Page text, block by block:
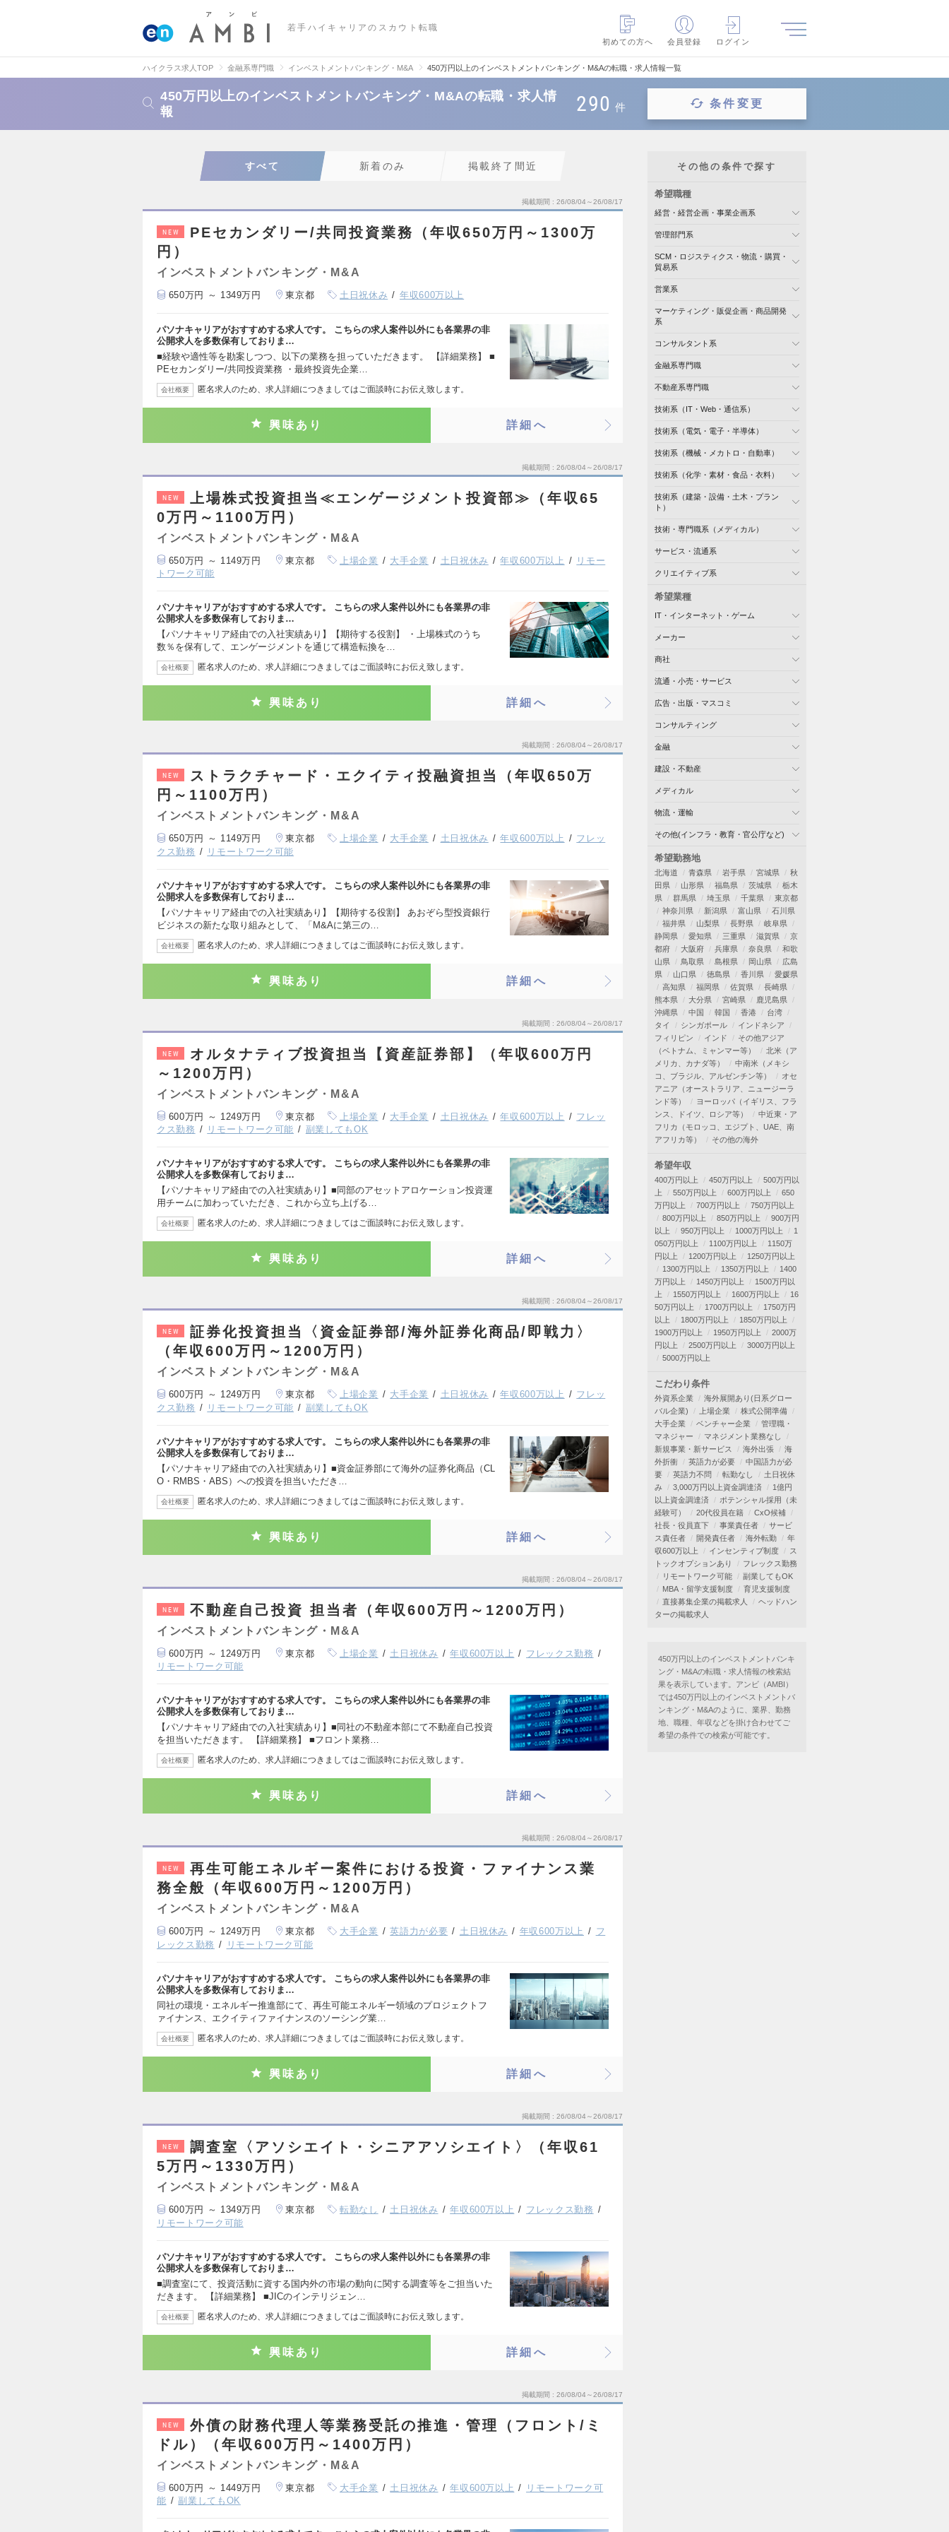
若手ハイキャリアのスカウト転職
初めての方へ
会員登録 ログイン
ハイクラス求人TOP 金融系専門職 インベストメントバンキング・M&A 450万円以上のインベストメントバンキング・M&Aの転職・求人情報一覧
450万円以上のインベストメントバンキング・M&Aの転職・求人情
報
290 件 条件変更
すべて 新着のみ 掲載終了間近
掲載期間 26/08/04～26/08/17
NEW
PEセカンダリー/共同投資業務（年収650万円～1300万
円）
インベストメントバンキング・M&A
650万円 ～ 1349万円 東京都 土日祝休み 年収600万以上
パソナキャリアがおすすめする求人です。 こちらの求人案件以外にも各業界の非
公開求人を多数保有しておりま…
■経験や適性等を勘案しつつ、以下の業務を担っていただきます。 【詳細業務】 ■
PEセカンダリー/共同投資業務 ・最終投資先企業…
会社概要 匿名求人のため、求人詳細につきましてはご面談時にお伝え致します。
興味あり 詳細へ
掲載期間 26/08/04～26/08/17
NEW
上場株式投資担当≪エンゲージメント投資部≫（年収65
0万円～1100万円）
インベストメントバンキング・M&A
650万円 ～ 1149万円 東京都 上場企業 大手企業 土日祝休み 年収600万以上
リモー
トワーク可能
パソナキャリアがおすすめする求人です。 こちらの求人案件以外にも各業界の非
公開求人を多数保有しておりま…
【パソナキャリア経由での入社実績あり】【期待する役割】 ・上場株式のうち
数％を保有して、エンゲージメントを通じて構造転換を…
会社概要 匿名求人のため、求人詳細につきましてはご面談時にお伝え致します。
興味あり 詳細へ
掲載期間 26/08/04～26/08/17
NEW
ストラクチャード・エクイティ投融資担当（年収650万
円～1100万円）
インベストメントバンキング・M&A
650万円 ～ 1149万円 東京都 上場企業 大手企業 土日祝休み 年収600万以上
フレッ
クス勤務
リモートワーク可能
パソナキャリアがおすすめする求人です。 こちらの求人案件以外にも各業界の非
公開求人を多数保有しておりま…
【パソナキャリア経由での入社実績あり】【期待する役割】 あおぞら型投資銀行
ビジネスの新たな取り組みとして、「M&Aに第三の…
会社概要 匿名求人のため、求人詳細につきましてはご面談時にお伝え致します。
興味あり 詳細へ
掲載期間 26/08/04～26/08/17
NEW
オルタナティブ投資担当【資産証券部】（年収600万円
～1200万円）
インベストメントバンキング・M&A
600万円 ～ 1249万円 東京都 上場企業 大手企業 土日祝休み 年収600万以上
フレッ
クス勤務
リモートワーク可能 副業してもOK
パソナキャリアがおすすめする求人です。 こちらの求人案件以外にも各業界の非
公開求人を多数保有しておりま…
【パソナキャリア経由での入社実績あり】■同部のアセットアロケーション投資運
用チームに加わっていただき、これから立ち上げる…
会社概要 匿名求人のため、求人詳細につきましてはご面談時にお伝え致します。
興味あり 詳細へ
掲載期間 26/08/04～26/08/17
NEW
証券化投資担当〈資金証券部/海外証券化商品/即戦力〉
（年収600万円～1200万円）
インベストメントバンキング・M&A
600万円 ～ 1249万円 東京都 上場企業 大手企業 土日祝休み 年収600万以上
フレッ
クス勤務
リモートワーク可能 副業してもOK
パソナキャリアがおすすめする求人です。 こちらの求人案件以外にも各業界の非
公開求人を多数保有しておりま…
【パソナキャリア経由での入社実績あり】■資金証券部にて海外の証券化商品（CL
O・RMBS・ABS）への投資を担当いただき…
会社概要 匿名求人のため、求人詳細につきましてはご面談時にお伝え致します。
興味あり 詳細へ
掲載期間 26/08/04～26/08/17
NEW 不動産自己投資 担当者（年収600万円～1200万円）
インベストメントバンキング・M&A
600万円 ～ 1249万円 東京都 上場企業 土日祝休み 年収600万以上
フレックス勤務
リモートワーク可能
パソナキャリアがおすすめする求人です。 こちらの求人案件以外にも各業界の非
公開求人を多数保有しておりま…
【パソナキャリア経由での入社実績あり】■同社の不動産本部にて不動産自己投資
を担当いただきます。 【詳細業務】 ■フロント業務…
会社概要 匿名求人のため、求人詳細につきましてはご面談時にお伝え致します。
興味あり 詳細へ
掲載期間 26/08/04～26/08/17
NEW
再生可能エネルギー案件における投資・ファイナンス業
務全般（年収600万円～1200万円）
インベストメントバンキング・M&A
600万円 ～ 1249万円 東京都 大手企業 英語力が必要 土日祝休み 年収600万以上
フ
レックス勤務
リモートワーク可能
パソナキャリアがおすすめする求人です。 こちらの求人案件以外にも各業界の非
公開求人を多数保有しておりま…
同社の環境・エネルギー推進部にて、再生可能エネルギー領域のプロジェクトフ
ァイナンス、エクイティファイナンスのソーシング業…
会社概要 匿名求人のため、求人詳細につきましてはご面談時にお伝え致します。
興味あり 詳細へ
掲載期間 26/08/04～26/08/17
NEW
調査室〈アソシエイト・シニアアソシエイト〉（年収61
5万円～1330万円）
インベストメントバンキング・M&A
600万円 ～ 1349万円 東京都 転勤なし 土日祝休み 年収600万以上
フレックス勤務
リモートワーク可能
パソナキャリアがおすすめする求人です。 こちらの求人案件以外にも各業界の非
公開求人を多数保有しておりま…
■調査室にて、投資活動に資する国内外の市場の動向に関する調査等をご担当いた
だきます。 【詳細業務】 ■JICのインテリジェン…
会社概要 匿名求人のため、求人詳細につきましてはご面談時にお伝え致します。
興味あり 詳細へ
掲載期間 26/08/04～26/08/17
NEW
外債の財務代理人等業務受託の推進・管理（フロント/ミ
ドル）（年収600万円～1400万円）
インベストメントバンキング・M&A
600万円 ～ 1449万円 東京都 大手企業 土日祝休み 年収600万以上
リモートワーク可
能
副業してもOK
その他の条件で探す
希望職種
経営・経営企画・事業企画系
管理部門系
SCM・ロジスティクス・物流・購買・
貿易系
営業系
マーケティング・販促企画・商品開発
系
コンサルタント系
金融系専門職
不動産系専門職
技術系（IT・Web・通信系）
技術系（電気・電子・半導体）
技術系（機械・メカトロ・自動車）
技術系（化学・素材・食品・衣料）
技術系（建築・設備・土木・プラン
ト）
技術・専門職系（メディカル）
サービス・流通系
クリエイティブ系
希望業種
IT・インターネット・ゲーム
メーカー
商社
流通・小売・サービス
広告・出版・マスコミ
コンサルティング
金融
建設・不動産
メディカル
物流・運輸
その他(インフラ・教育・官公庁など)
希望勤務地
北海道 青森県 岩手県 宮城県
秋
田県
山形県 福島県 茨城県
栃木
県
群馬県 埼玉県 千葉県
東京都
神奈川県
新潟県 富山県
石川県
福井県
山梨県 長野県
岐阜県
静岡県
愛知県 三重県 滋賀県
京
都府
大阪府 兵庫県 奈良県
和歌
山県
鳥取県 島根県 岡山県
広島
県
山口県 徳島県 香川県
愛媛県
高知県
福岡県 佐賀県
長崎県
熊本県
大分県 宮崎県
鹿児島県
沖縄県
中国 韓国 香港
台湾
タイ
シンガポール
インドネシア
フィリピン
インド
その他アジア
（ベトナム、ミャンマー等）
北米（ア
メリカ、カナダ等）
中南米（メキシ
コ、ブラジル、アルゼンチン等）
オセ
アニア（オーストラリア、ニュージーラ
ンド等）
ヨーロッパ（イギリス、フラ
ンス、ドイツ、ロシア等）
中近東・ア
フリカ（モロッコ、エジプト、UAE、南
アフリカ等）
その他の海外
希望年収
400万円以上 450万円以上
500万円以
上
550万円以上 600万円以上
650
万円以上
700万円以上
750万円以上
800万円以上
850万円以上
900万円
以上
950万円以上 1000万円以上
1
050万円以上
1100万円以上
1150万
円以上
1200万円以上
1250万円以上
1300万円以上
1350万円以上
1400
万円以上
1450万円以上
1500万円以
上
1550万円以上 1600万円以上
16
50万円以上
1700万円以上
1750万円
以上
1800万円以上
1850万円以上
1900万円以上
1950万円以上
2000万
円以上
2500万円以上
3000万円以上
5000万円以上
こだわり条件
外資系企業
海外展開あり(日系グロー
バル企業)
上場企業
株式公開準備
大手企業
ベンチャー企業
管理職・
マネジャー
マネジメント業務なし
新規事業・新サービス
海外出張
海
外折衝
英語力が必要
中国語力が必
要
英語力不問 転勤なし
土日祝休
み
3,000万円以上資金調達済
1億円
以上資金調達済
ポテンシャル採用（未
経験可）
20代役員在籍
CxO候補
社長・役員直下
事業責任者
サービ
ス責任者
開発責任者 海外転勤
年
収600万以上
インセンティブ制度
ス
トックオプションあり
フレックス勤務
リモートワーク可能
副業してもOK
MBA・留学支援制度
育児支援制度
直接募集企業の掲載求人
ヘッドハン
ターの掲載求人
450万円以上のインベストメントバンキ
ング・M&Aの転職・求人情報の検索結
果を表示しています。アンビ（AMBI）
では450万円以上のインベストメントバ
ンキング・M&Aのように、業界、勤務
地、職種、年収などを掛け合わせてご
希望の条件での検索が可能です。